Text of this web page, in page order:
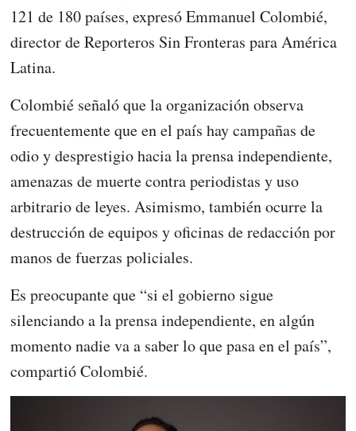
121 de 180 países, expresó Emmanuel Colombié,
director de Reporteros Sin Fronteras para América
Latina.
Colombié señaló que la organización observa
frecuentemente que en el país hay campañas de
odio y desprestigio hacia la prensa independiente,
amenazas de muerte contra periodistas y uso
arbitrario de leyes. Asimismo, también ocurre la
destrucción de equipos y oficinas de redacción por
manos de fuerzas policiales.
Es preocupante que “si el gobierno sigue
silenciando a la prensa independiente, en algún
momento nadie va a saber lo que pasa en el país”,
compartió Colombié.